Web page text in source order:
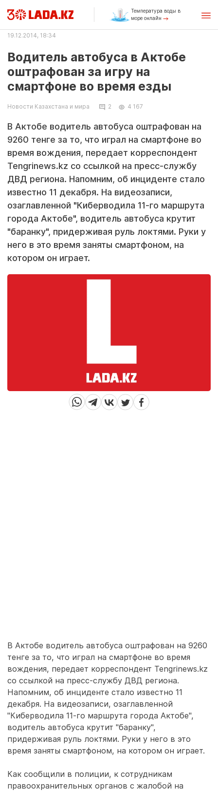
Температура воды в
море онлайн
19.12.2014, 18:34
Водитель автобуса в Актобе
оштрафован за игру на
смартфоне во время езды
Новости Казахстана и мира 2 4 167
В Актобе водитель автобуса оштрафован на
9260 тенге за то, что играл на смартфоне во
время вождения, передает корреспондент
Tengrinews.kz со ссылкой на пресс-службу
ДВД региона. Напомним, об инциденте стало
известно 11 декабря. На видеозаписи,
озаглавленной "Киберводила 11-го маршрута
города Актобе", водитель автобуса крутит
"баранку", придерживая руль локтями. Руки у
него в это время заняты смартфоном, на
котором он играет.
В Актобе водитель автобуса оштрафован на 9260
тенге за то, что играл на смартфоне во время
вождения, передает корреспондент Tengrinews.kz
со ссылкой на пресс-службу ДВД региона.
Напомним, об инциденте стало известно 11
декабря. На видеозаписи, озаглавленной
"Киберводила 11-го маршрута города Актобе",
водитель автобуса крутит "баранку",
придерживая руль локтями. Руки у него в это
время заняты смартфоном, на котором он играет.
Как сообщили в полиции, к сотрудникам
правоохранительных органов с жалобой на